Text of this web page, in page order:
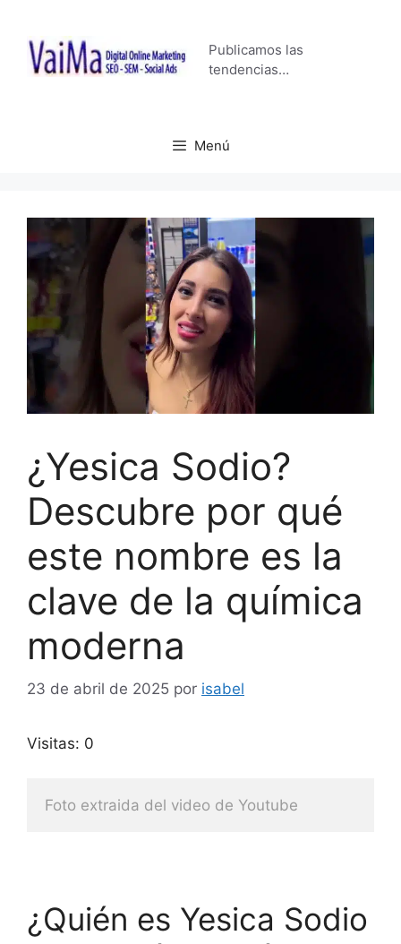
contenido
Publicamos las
tendencias…
Menú
¿Yesica Sodio?
Descubre por qué
este nombre es la
clave de la química
moderna
23 de abril de 2025 por isabel
Visitas: 0
Foto extraida del video de Youtube
¿Quién es Yesica Sodio